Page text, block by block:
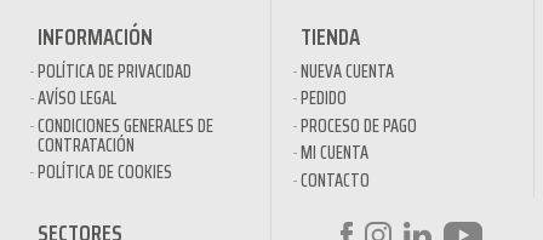
INFORMACIÓN
POLÍTICA DE PRIVACIDAD
AVÍSO LEGAL
CONDICIONES GENERALES DE
CONTRATACIÓN
POLÍTICA DE COOKIES
TIENDA
NUEVA CUENTA
PEDIDO
PROCESO DE PAGO
MI CUENTA
CONTACTO